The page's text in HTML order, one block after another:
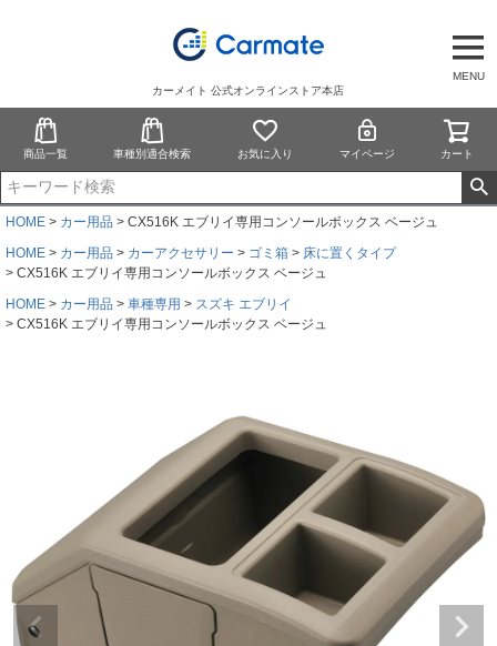
MENU
カーメイト 公式オンラインストア本店
商品一覧 車種別適合検索 お気に入り マイページ カート
HOME カー用品
CX516K エブリイ専用コンソールボックス ベージュ
HOME
カー用品 カーアクセサリー ゴミ箱
床に置くタイプ
CX516K エブリイ専用コンソールボックス ベージュ
HOME
カー用品 車種専用
スズキ エブリイ
CX516K エブリイ専用コンソールボックス ベージュ